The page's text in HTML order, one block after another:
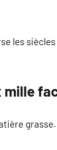
les
mille